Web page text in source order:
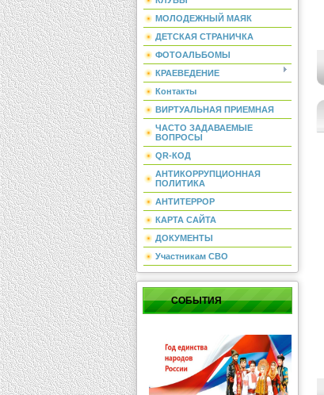
МОЛОДЕЖНЫЙ МАЯК
ДЕТСКАЯ СТРАНИЧКА
ФОТОАЛЬБОМЫ
КРАЕВЕДЕНИЕ
Контакты
ВИРТУАЛЬНАЯ ПРИЕМНАЯ
ЧАСТО ЗАДАВАЕМЫЕ
ВОПРОСЫ
QR-КОД
АНТИКОРРУПЦИОННАЯ
ПОЛИТИКА
АНТИТЕРРОР
КАРТА САЙТА
ДОКУМЕНТЫ
Участникам СВО
СОБЫТИЯ